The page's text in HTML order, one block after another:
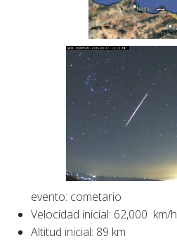
evento: cometario
Velocidad inicial: 62,000 km/h
Altitud inicial: 89 km